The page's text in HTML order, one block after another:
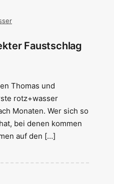
Faustschlag
Thomas und
rotz+wasser
Monaten. Wer sich so
bei denen kommen
auf den […]